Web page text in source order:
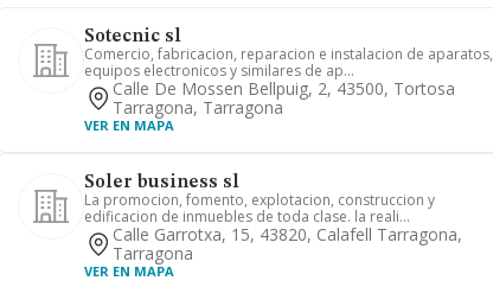
Sotecnic sl
Comercio, fabricacion, reparacion e instalacion de aparatos,
equipos electronicos y similares de ap...
Calle De Mossen Bellpuig, 2, 43500, Tortosa
Tarragona, Tarragona
VER EN MAPA
Soler business sl
La promocion, fomento, explotacion, construccion y
edificacion de inmuebles de toda clase. la reali...
Calle Garrotxa, 15, 43820, Calafell Tarragona,
Tarragona
VER EN MAPA